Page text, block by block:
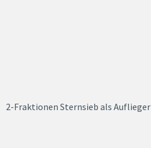
2-Fraktionen Sternsieb als Auflieger